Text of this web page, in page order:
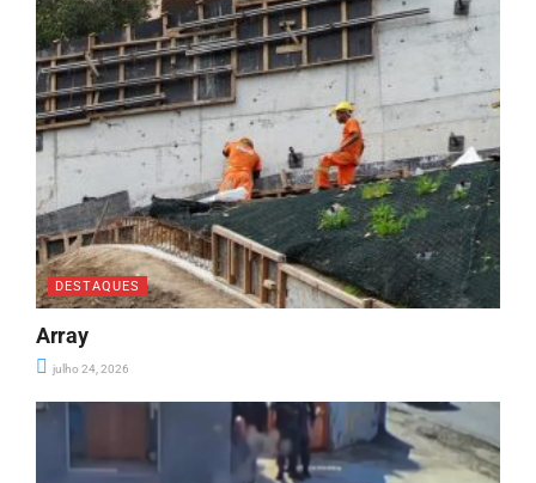
DESTAQUES
Array
julho 24, 2026